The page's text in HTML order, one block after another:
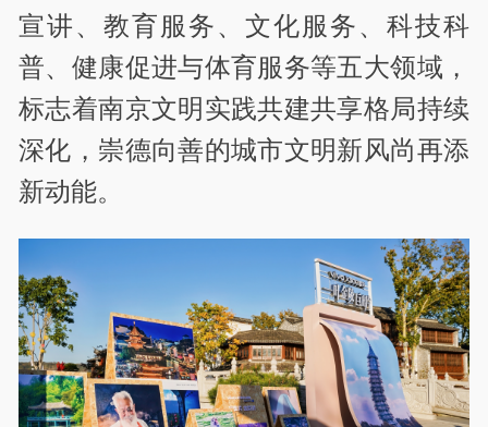
宣讲、教育服务、文化服务、科技科
普、健康促进与体育服务等五大领域，
标志着南京文明实践共建共享格局持续
深化，崇德向善的城市文明新风尚再添
新动能。